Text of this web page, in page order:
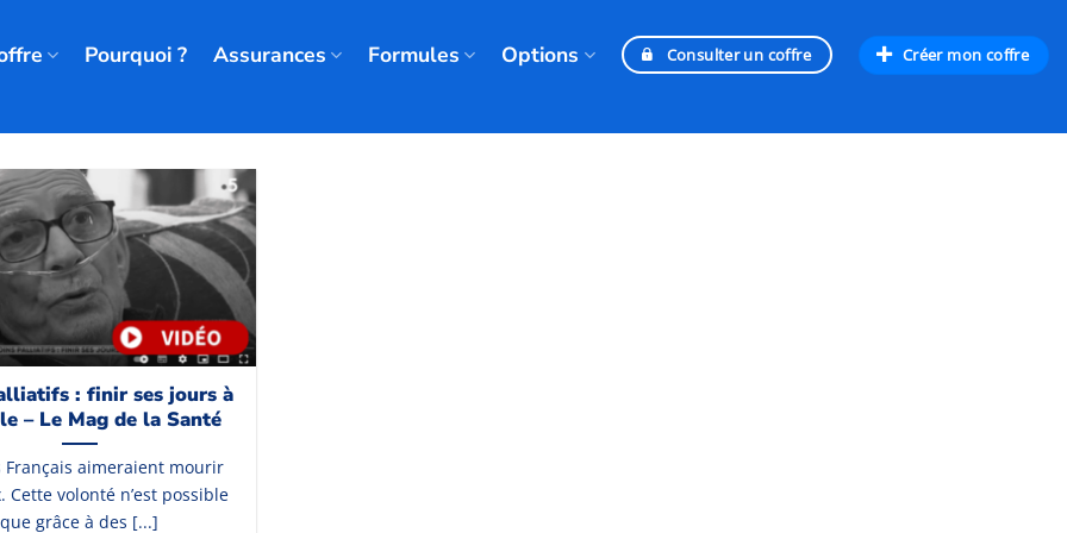
Pourquoi ? Assurances Formules Options Consulter un coffre Créer mon coffre
: finir ses jours à
– Le Mag de la Santé
Français aimeraient mourir
Cette volonté n’est possible
que grâce à des [...]